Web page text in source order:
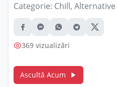
Categorie: Chill, Alternative
369 vizualizări
Ascultă Acum